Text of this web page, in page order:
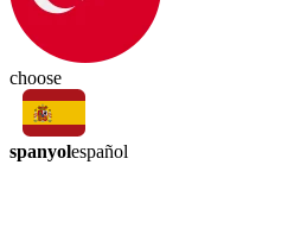
choose
spanyolespañol